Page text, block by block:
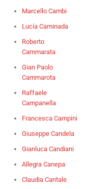
Marcello Cambi
Lucía Caminada
Roberto
Cammarata
Gian Paolo
Cammarota
Raffaele
Campanella
Francesca Campini
Giuseppe Candela
Gianluca Candiani
Allegra Canepa
Claudia Cantale